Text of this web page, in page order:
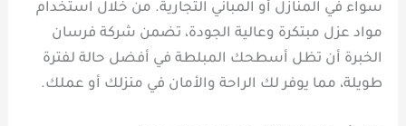
سواء في المنازل أو المباني التجارية. من خلال استخدام
مواد عزل مبتكرة وعالية الجودة، تضمن شركة فرسان
الخبرة أن تظل أسطحك المبلطة في أفضل حالة لفترة
طويلة، مما يوفر لك الراحة والأمان في منزلك أو عملك.